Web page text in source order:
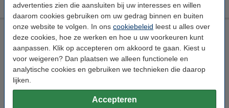
advertenties zien die aansluiten bij uw interesses en willen
daarom cookies gebruiken om uw gedrag binnen en buiten
onze website te volgen. In ons cookiebeleid leest u alles over
deze cookies, hoe ze werken en hoe u uw voorkeuren kunt
aanpassen. Klik op accepteren om akkoord te gaan. Kiest u
voor weigeren? Dan plaatsen we alleen functionele en
analytische cookies en gebruiken we technieken die daarop
lijken.
Accepteren
Calex plafondkap geschikt voor 3 snoeren (concrete)
Calex Plafondkap Concrete Rond
Bekijk de specificaties en beschrijving
Calex adviesprijs